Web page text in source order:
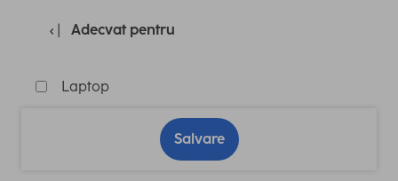
Adecvat pentru
Laptop
Salvare